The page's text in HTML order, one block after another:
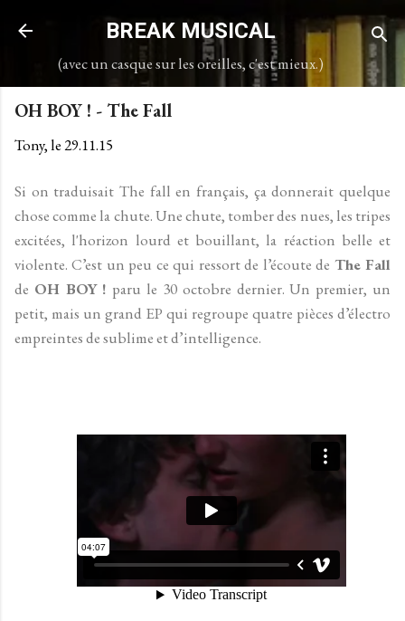
Accéder au contenu principal
BREAK MUSICAL
(avec un casque sur les oreilles, c'est mieux.)
OH BOY ! - The Fall
Tony, le29.11.15
Si on traduisait The fall en français, ça donnerait quelque
chose comme la chute. Une chute, tomber des nues, les tripes
excitées, l'horizon lourd et bouillant, la réaction belle et
violente. C’est un peu ce qui ressort de l’écoute de The Fall
de OH BOY ! paru le 30 octobre dernier. Un premier, un
petit, mais un grand EP qui regroupe quatre pièces d’électro
empreintes de sublime et d’intelligence.